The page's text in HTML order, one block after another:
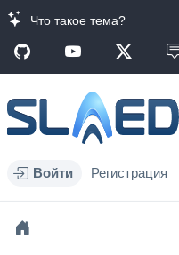
Что такое тема?
Войти Регистрация